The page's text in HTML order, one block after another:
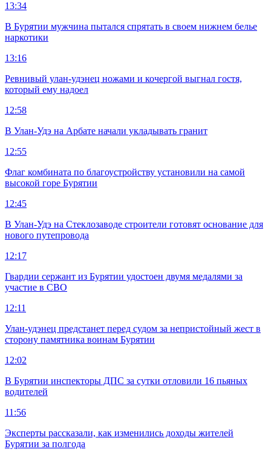
13:34
В Бурятии мужчина пытался спрятать в своем нижнем белье
наркотики
13:16
Ревнивый улан-удэнец ножами и кочергой выгнал гостя,
который ему надоел
12:58
В Улан-Удэ на Арбате начали укладывать гранит
12:55
Флаг комбината по благоустройству установили на самой
высокой горе Бурятии
12:45
В Улан-Удэ на Стеклозаводе строители готовят основание для
нового путепровода
12:17
Гвардии сержант из Бурятии удостоен двумя медалями за
участие в СВО
12:11
Улан-удэнец предстанет перед судом за непристойный жест в
сторону памятника воинам Бурятии
12:02
В Бурятии инспекторы ДПС за сутки отловили 16 пьяных
водителей
11:56
Эксперты рассказали, как изменились доходы жителей
Бурятии за полгода